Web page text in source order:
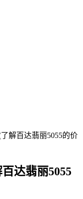
解百达翡丽5055的价
达翡丽5055